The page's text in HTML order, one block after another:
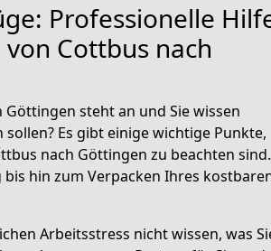
Professionelle
Cottbus nach
steht an und Sie wissen
Es gibt einige wichtige Punkte,
nach Göttingen zu beachten sind.
hin zum Verpacken Ihres
Arbeitsstress nicht wissen, was